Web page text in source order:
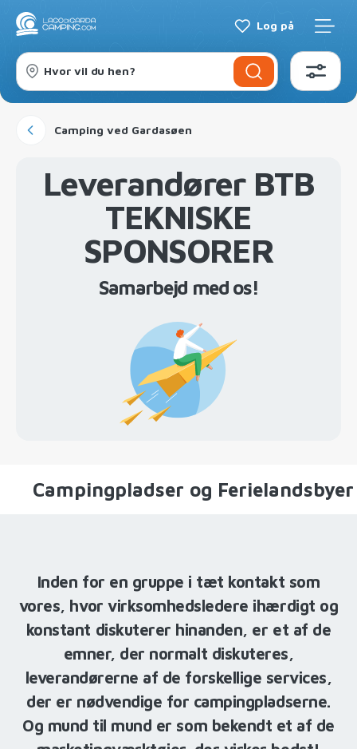
Log på
Hvor vil du hen?
Camping ved Gardasøen
Leverandører BTB
TEKNISKE
SPONSORER
Samarbejd med os!
Campingpladser og Ferielandsbyer
Inden for en gruppe i tæt kontakt som
vores, hvor virksomhedsledere ihærdigt og
konstant diskuterer hinanden, er et af de
emner, der normalt diskuteres,
leverandørerne af de forskellige services,
der er nødvendige for campingpladserne.
Og mund til mund er som bekendt et af de